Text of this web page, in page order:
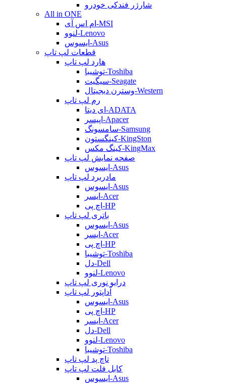
شارژر فندکی خودرو
All in ONE
ام اس آی-MSI
لنوو-Lenovo
ایسوس-Asus
قطعات لپ تاپ
هارد لپ تاپ
توشیبا-Toshiba
سیگیت-Seagate
وسترن دیجیتال-Western
رم لپ تاپ
ای دیتا-ADATA
اپیسر-Apacer
سامسونگ-Samsung
کینگستون-KingSton
کینگ مکس-KingMax
صفحه نمایش لپ تاپ
ایسوس-Asus
مادربرد لپ تاپ
ایسوس-Asus
ایسر-Acer
اچ پی-HP
باتری لپ تاپ
ایسوس-Asus
ایسر-Acer
اچ پی-HP
توشیبا-Toshiba
دل-Dell
لنوو-Lenovo
درایو نوری لپ تاپ
آداپتور لپ تاپ
ایسوس-Asus
اچ پی-HP
ایسر-Acer
دل-Dell
لنوو-Lenovo
توشیبا-Toshiba
تاچ پد لپ تاپ
کابل فلت لپ تاپ
ایسوس-Asus